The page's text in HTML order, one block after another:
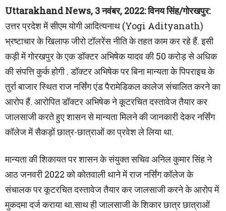
Uttarakhand News, 3 नवंबर, 2022: विनय सिंह/गोरखपुर:
उत्तर प्रदेश में सीएम योगी आदित्यनाथ (Yogi Adityanath)
भ्रष्टाचार के खिलाफ जीरो टॉलरेंस नीति के तहत काम कर रहे हैं. इसी
कड़ी में गोरखपुर के एक डॉक्टर अभिषेक यादव की 50 करोड़ से अधिक
की संपत्ति कुर्क होगी . डॉक्टर अभिषेक पर बिना मान्यता के पिपराइच के
तुर्रा बाजार स्थित राज नर्सिंग एंड पैरामेडिकल कालेज संचालित करने का
आरोप हैं. आरोपित डॉक्टर अभिषेक ने कूटरचित दस्तावेज तैयार कर
जालसाजी करते हुए शासन से मान्यता मिलने की जानकारी देकर नर्सिंग
कॉलेज में सैकड़ों छात्र-छात्राओं का प्रवेश ले लिया था.
मान्यता की शिकायत पर शासन के संयुक्त सचिव अनिल कुमार सिंह ने
आठ जनवरी 2022 को कोतवाली थाने में राज नर्सिंग कॉलेज के
संचालक पर कूटरचित दस्तावेज तैयार कर जालसाजी करने के आरोप में
मुकदमा दर्ज कराया था.साथ ही जालसाजी के शिकार छात्र छात्राओं